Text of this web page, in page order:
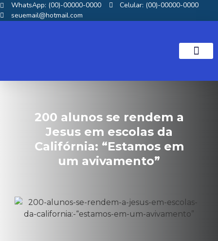
WhatsApp: (00)-00000-0000
Celular: (00)-00000-0000
seuemail@hotmail.com
200 alunos se rendem a
Jesus em escolas da
Califórnia: “Estamos em
um avivamento”